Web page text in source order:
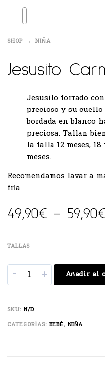
SHOP NIÑA
Jesusito
Jesusito forrado
precioso y su
bordada en blanco
preciosa. Tallan
la talla 12 meses, 18
meses.
Recomendamos lavar a
fría
49,90€ - 59,90€
TALLAS
- + Añadir al
SKU: N/D
CATEGORÍAS: BEBÉ, NIÑA